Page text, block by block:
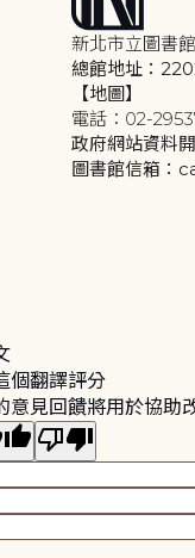
新北市立圖書
總館地址：
【地圖】
電話：02-
政府網站資料
圖書館信箱：
個翻譯評分
意見回饋將用於協助